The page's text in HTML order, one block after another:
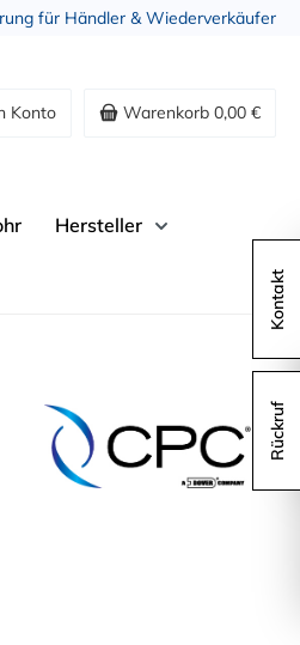
für Händler & Wiederverkäufer
Konto Warenkorb 0,00 €
Hersteller
Kontakt
Rückruf